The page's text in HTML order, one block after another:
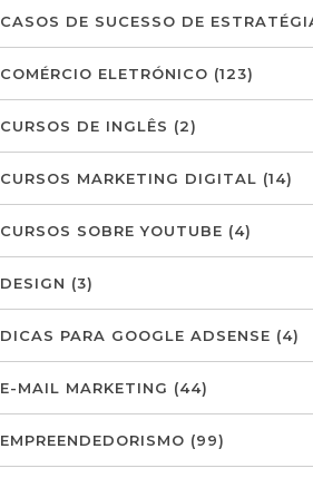
CASOS DE SUCESSO DE
COMÉRCIO ELETRÓNICO (123)
CURSOS DE INGLÊS (2)
CURSOS MARKETING DIGITAL (14)
CURSOS SOBRE YOUTUBE (4)
DESIGN (3)
DICAS PARA GOOGLE ADSENSE (4)
E-MAIL MARKETING (44)
EMPREENDEDORISMO (99)